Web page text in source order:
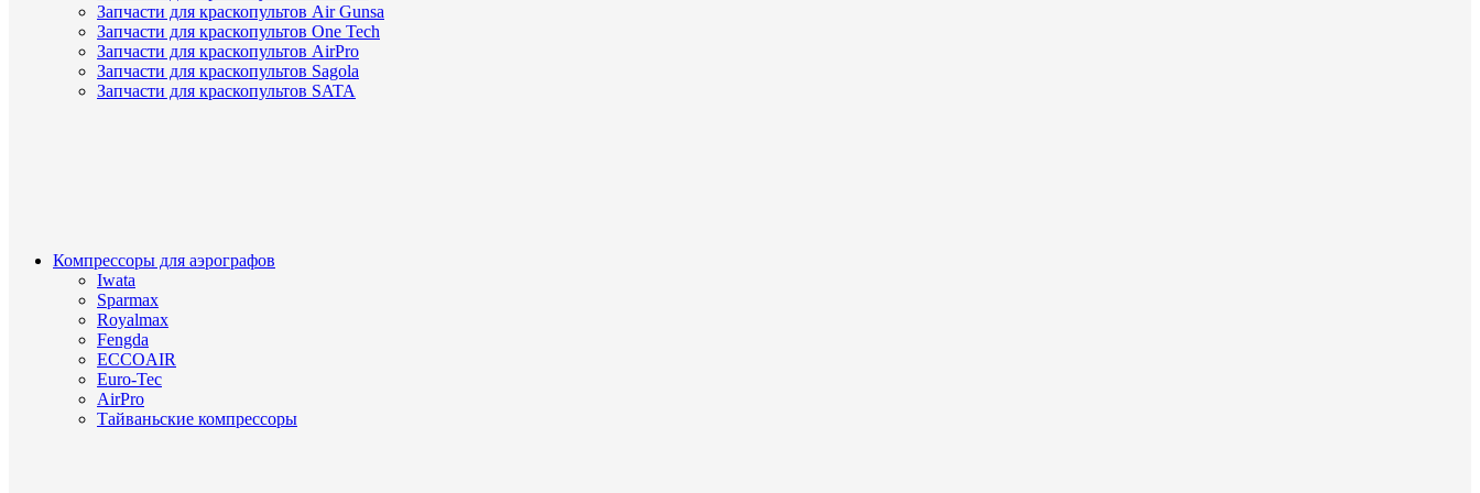
Запчасти для краскопультов Air Gunsa
Запчасти для краскопультов One Tech
Запчасти для краскопультов AirPro
Запчасти для краскопультов Sagola
Запчасти для краскопультов SATA
Компрессоры для аэрографов
Iwata
Sparmax
Royalmax
Fengda
ECCOAIR
Euro-Tec
AirPro
Тайваньские компрессоры